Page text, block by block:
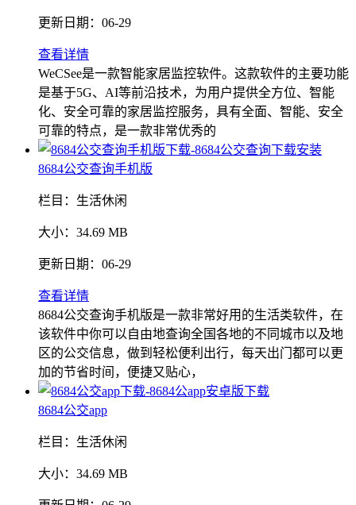
更新日期： 06-29
查看详情
WeCSee是一款智能家居监控软件。这款软件的主要功能
是基于5G、AI等前沿技术，为用户提供全方位、智能
化、安全可靠的家居监控服务，具有全面、智能、安全
可靠的特点，是一款非常优秀的
8684公交查询手机版
栏目： 生活休闲
大小： 34.69 MB
更新日期： 06-29
查看详情
8684公交查询手机版是一款非常好用的生活类软件，在
该软件中你可以自由地查询全国各地的不同城市以及地
区的公交信息，做到轻松便利出行，每天出门都可以更
加的节省时间，便捷又贴心，
8684公交app
栏目： 生活休闲
大小： 34.69 MB